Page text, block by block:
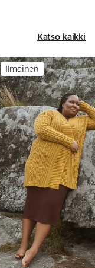
Katso kaikki
Ilmainen